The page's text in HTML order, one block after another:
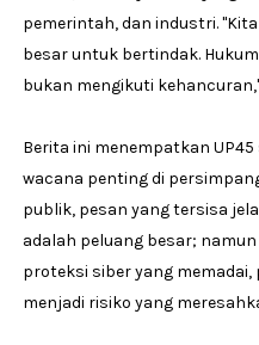
pemerintah, dan industri.
besar untuk bertindak.
bukan mengikuti
Berita ini menempatkan
wacana penting di
publik, pesan yang tersisa
adalah peluang besar;
proteksi siber yang
menjadi risiko yang